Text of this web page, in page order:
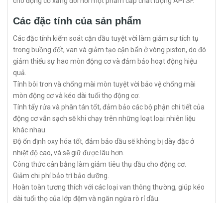
Các đặc tính của sản phẩm
Các đặc tính kiểm soát cặn dầu tuyệt vời làm giảm sự tích tụ
trong buồng đốt, van và giảm tạo cặn bẩn ở vòng piston, do đó
giảm thiểu sự hao mòn động cơ và đảm bảo hoạt động hiệu
quả.
Tính bôi trơn và chống mài mòn tuyệt vời bảo vệ chống mài
mòn động cơ và kéo dài tuổi thọ động cơ.
Tính tẩy rửa và phân tán tốt, đảm bảo các bộ phận chi tiết của
động cơ vẫn sạch sẽ khi chạy trên những loạt loại nhiên liệu
khác nhau.
Độ ổn định oxy hóa tốt, đảm bảo dầu sẽ không bị dày đặc ở
nhiệt độ cao, và sẽ giữ được lâu hơn.
Công thức cân bằng làm giảm tiêu thụ dầu cho động cơ.
Giảm chi phí bảo trì bảo dưỡng.
Hoàn toàn tương thích với các loại van thông thường, giúp kéo
dài tuổi thọ của lớp đệm và ngăn ngừa rò rỉ dầu.